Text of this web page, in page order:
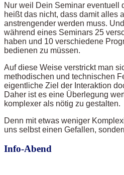
Nur weil Dein Seminar eventuell
heißt das nicht, dass damit alles
anstrengender werden muss.
während eines Seminars 25
haben und 10 verschiedene
bedienen zu müssen.
Auf diese Weise verstrickt man
methodischen und technischen
eigentliche Ziel der Interaktion
Daher ist es eine Überlegung
komplexer als nötig zu gestalten.
Denn mit etwas weniger
uns selbst einen Gefallen,
Info-Abend